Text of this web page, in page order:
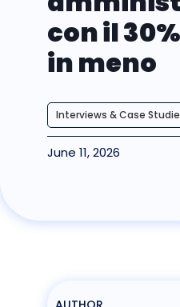
con il
in meno
Interviews & Case
June 11, 2026